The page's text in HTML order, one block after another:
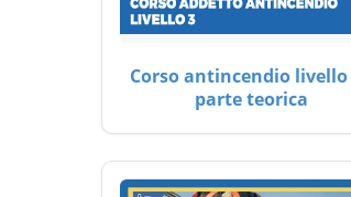
Corso antincendio livello
parte teorica